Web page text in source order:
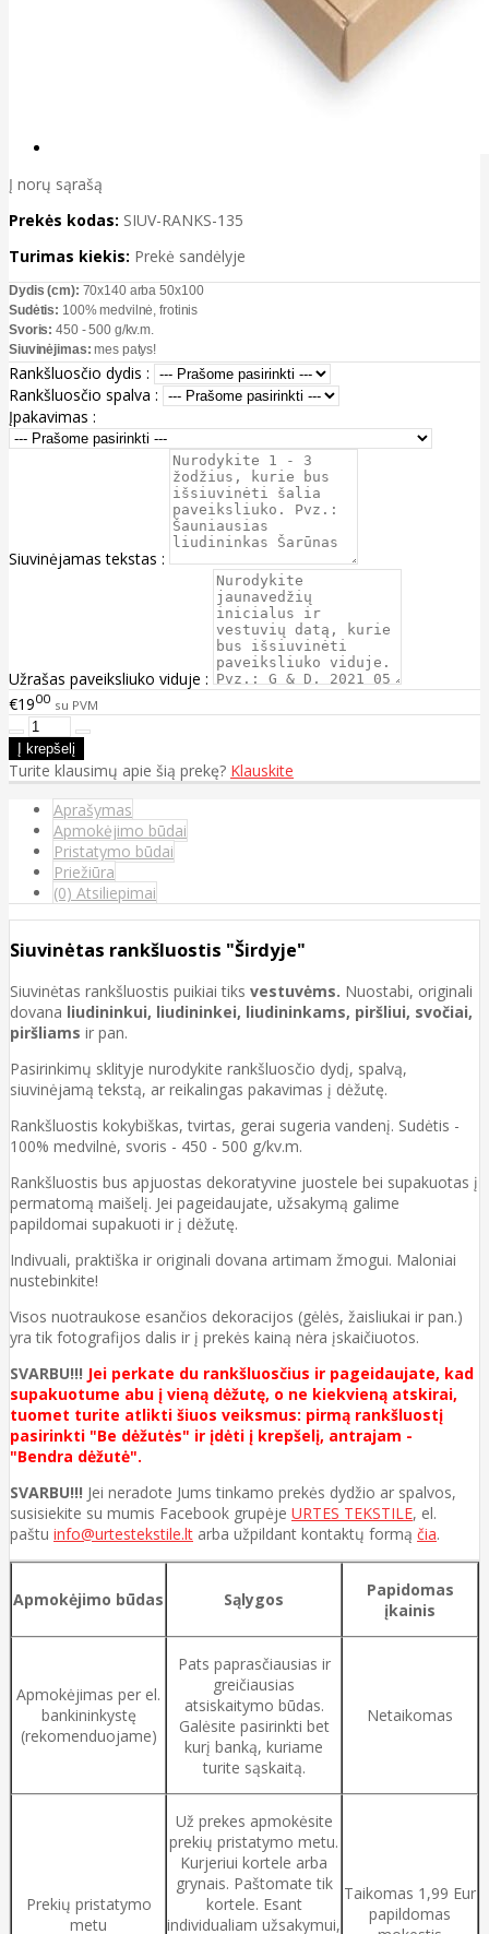
Į norų sąrašą
Prekės kodas: SIUV-RANKS-135
Turimas kiekis: Prekė sandėlyje
Dydis (cm): 70x140 arba 50x100
Sudėtis: 100% medvilnė, frotinis
Svoris: 450 - 500 g/kv.m.
Siuvinėjimas: mes patys!
Rankšluosčio dydis :
Rankšluosčio spalva :
Įpakavimas :
Siuvinėjamas tekstas :
Užrašas paveiksliuko viduje :
€1900 su PVM
Turite klausimų apie šią prekę? Klauskite
Aprašymas
Apmokėjimo būdai
Pristatymo būdai
Priežiūra
(0) Atsiliepimai
Siuvinėtas rankšluostis "Širdyje"
Siuvinėtas rankšluostis puikiai tiks vestuvėms. Nuostabi, originali
dovana liudininkui, liudininkei, liudininkams, piršliui, svočiai,
piršliams ir pan.
Pasirinkimų sklityje nurodykite rankšluosčio dydį, spalvą,
siuvinėjamą tekstą, ar reikalingas pakavimas į dėžutę.
Rankšluostis kokybiškas, tvirtas, gerai sugeria vandenį. Sudėtis -
100% medvilnė, svoris - 450 - 500 g/kv.m.
Rankšluostis bus apjuostas dekoratyvine juostele bei supakuotas į
permatomą maišelį. Jei pageidaujate, užsakymą galime
papildomai supakuoti ir į dėžutę.
Indivuali, praktiška ir originali dovana artimam žmogui. Maloniai
nustebinkite!
Visos nuotraukose esančios dekoracijos (gėlės, žaisliukai ir pan.)
yra tik fotografijos dalis ir į prekės kainą nėra įskaičiuotos.
SVARBU!!! Jei perkate du rankšluosčius ir pageidaujate, kad
supakuotume abu į vieną dėžutę, o ne kiekvieną atskirai,
tuomet turite atlikti šiuos veiksmus: pirmą rankšluostį
pasirinkti "Be dėžutės" ir įdėti į krepšelį, antrajam -
"Bendra dėžutė".
SVARBU!!! Jei neradote Jums tinkamo prekės dydžio ar spalvos,
susisiekite su mumis Facebook grupėje URTES TEKSTILE, el.
paštu info@urtestekstile.lt arba užpildant kontaktų formą čia.
Apmokėjimo būdas Sąlygos
Papidomas
įkainis
Apmokėjimas per el.
bankininkystę
(rekomenduojame)
Pats paprasčiausias ir
greičiausias
atsiskaitymo būdas.
Galėsite pasirinkti bet
kurį banką, kuriame
turite sąskaitą.
Netaikomas
Prekių pristatymo
metu
Už prekes apmokėsite
prekių pristatymo metu.
Kurjeriui kortele arba
grynais. Paštomate tik
kortele. Esant
individualiam užsakymui,
Taikomas 1,99 Eur
papildomas